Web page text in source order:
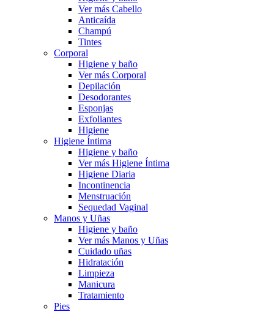
Ver más Cabello
Anticaída
Champú
Tintes
Corporal
Higiene y baño
Ver más Corporal
Depilación
Desodorantes
Esponjas
Exfoliantes
Higiene
Higiene Íntima
Higiene y baño
Ver más Higiene Íntima
Higiene Diaria
Incontinencia
Menstruación
Sequedad Vaginal
Manos y Uñas
Higiene y baño
Ver más Manos y Uñas
Cuidado uñas
Hidratación
Limpieza
Manicura
Tratamiento
Pies